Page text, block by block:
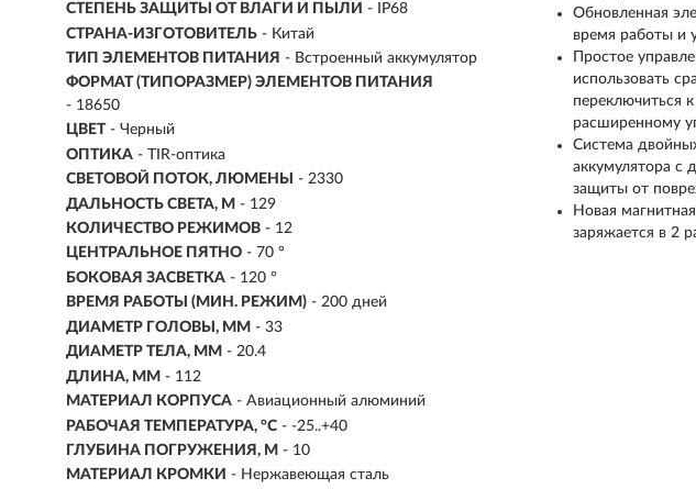
СТЕПЕНЬ ЗАЩИТЫ ОТ ВЛАГИ И ПЫЛИ - IP68
СТРАНА-ИЗГОТОВИТЕЛЬ - Китай
ТИП ЭЛЕМЕНТОВ ПИТАНИЯ - Встроенный аккумулятор
ФОРМАТ (ТИПОРАЗМЕР) ЭЛЕМЕНТОВ ПИТАНИЯ
- 18650
ЦВЕТ - Черный
ОПТИКА - TIR-оптика
СВЕТОВОЙ ПОТОК, ЛЮМЕНЫ
- 2330
ДАЛЬНОСТЬ СВЕТА, М - 129
КОЛИЧЕСТВО РЕЖИМОВ - 12
ЦЕНТРАЛЬНОЕ ПЯТНО - 70 °
БОКОВАЯ ЗАСВЕТКА - 120 °
ВРЕМЯ РАБОТЫ (МИН. РЕЖИМ) - 200 дней
ДИАМЕТР ГОЛОВЫ, ММ - 33
ДИАМЕТР ТЕЛА, ММ - 20.4
ДЛИНА, ММ - 112
МАТЕРИАЛ КОРПУСА - Авиационный алюминий
РАБОЧАЯ ТЕМПЕРАТУРА, °C - -25..+40
ГЛУБИНА ПОГРУЖЕНИЯ, М - 10
МАТЕРИАЛ КРОМКИ - Нержавеющая сталь
Обновленная
время работы и
Простое
использовать
переключиться
расширенному
Система
аккумулятора с
защиты от
Новая
заряжается в 2